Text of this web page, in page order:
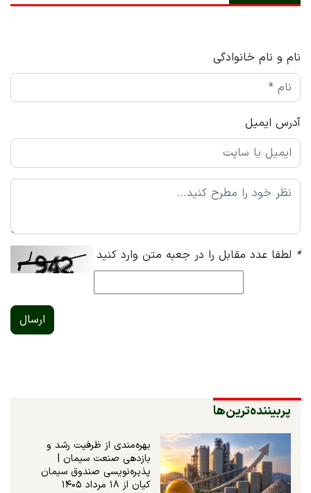
نام و نام خانوادگی
آدرس ایمیل
* لطفا عدد مقابل را در جعبه متن وارد کنید
ارسال
پربیننده‌ترین‌ها
بهره‌مندی از ظرفیت رشد و
بازدهی صنعت سیمان |
پذیره‌نویسی صندوق سیمان
کیان از ۱۸ مرداد ۱۴۰۵